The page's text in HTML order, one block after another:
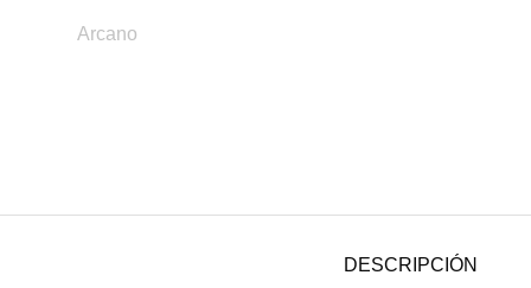
Arcano
DESCRIPCIÓN